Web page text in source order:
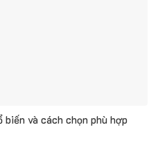
và cách chọn phù hợp